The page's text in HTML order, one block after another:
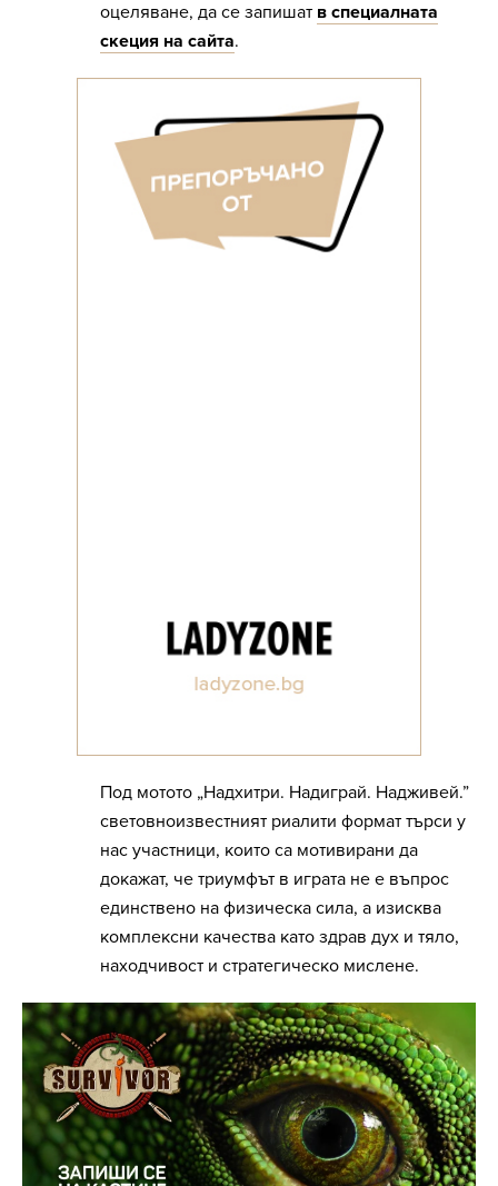
оцеляване, да се запишат в специалната
скеция на сайта.
Под мотото „Надхитри. Надиграй. Надживей.”
световноизвестният риалити формат търси у
нас участници, които са мотивирани да
докажат, че триумфът в играта не е въпрос
единствено на физическа сила, а изисква
комплексни качества като здрав дух и тяло,
находчивост и стратегическо мислене.